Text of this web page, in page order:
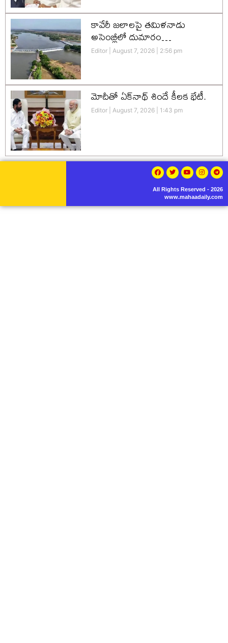
కావేరీ జలాలపై తమిళనాడు
అసెంబ్లీలో దుమారం…
Editor August 7, 2026 2:56 pm
మోదీతో ఏక్‌నాథ్ శిందే కీలక భేటీ.
Editor August 7, 2026 1:43 pm
All Rights Reserved - 2026
www.mahaadaily.com